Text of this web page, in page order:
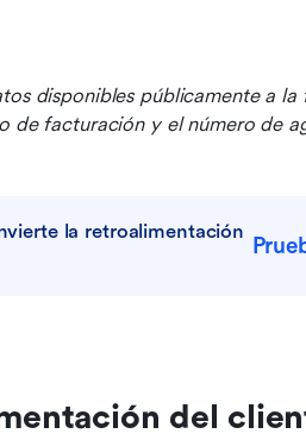
disponibles públicamente a la
de facturación y el número de
la retroalimentación
del